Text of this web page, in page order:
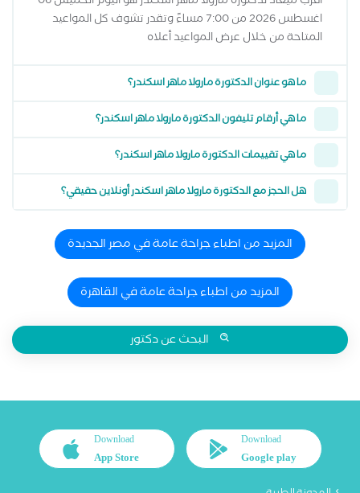
اغسطس 2026 من 7:00 مساءً وتقدر تشوف كل المواعيد
المتاحة من خلال عرض المواعيد أعلاه
ما هو عنوان الدكتورة مارولا ماهر اسكندر؟
ما هي أرقام تليفون الدكتورة مارولا ماهر اسكندر؟
ما هي تقييمات الدكتورة مارولا ماهر اسكندر؟
هل الحجز مع الدكتورة مارولا ماهر اسكندر أونلاين حقيقي؟
المزيد من اطباء جراحة عامة في مصر الجديدة
المزيد من اطباء جراحة عامة في القاهرة
البحث عن دكتور
Download
Google play
Download
App Store